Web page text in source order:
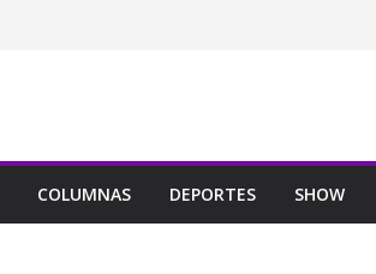
COLUMNAS DEPORTES SHOW